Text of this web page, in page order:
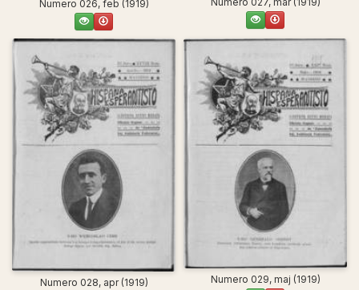
Numero 026, feb (1919)
Numero 028, apr (1919) Numero 029, maj (1919)